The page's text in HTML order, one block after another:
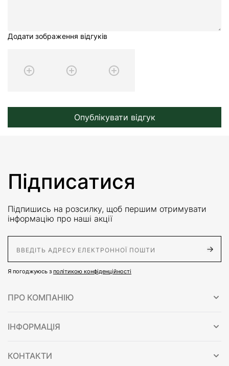
Додати зображення відгуків
Опублікувати відгук
Підписатися
Підпишись на розсилку, щоб першим отримувати
інформацію про наші акції
Я погоджуюсь з політикою конфіденційності
ПРО КОМПАНІЮ
ІНФОРМАЦІЯ
КОНТАКТИ